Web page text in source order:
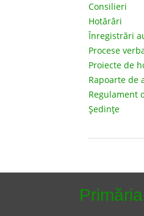
Consilieri
Hotărâri
Înregistrări
Procese
Proiecte de
Rapoarte de
Regulament
Şedinţe
Primăria